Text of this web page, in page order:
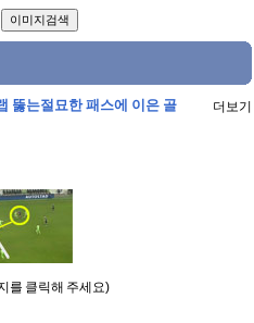
뚫는절묘한 패스에 이은 골 더보기
를 클릭해 주세요)